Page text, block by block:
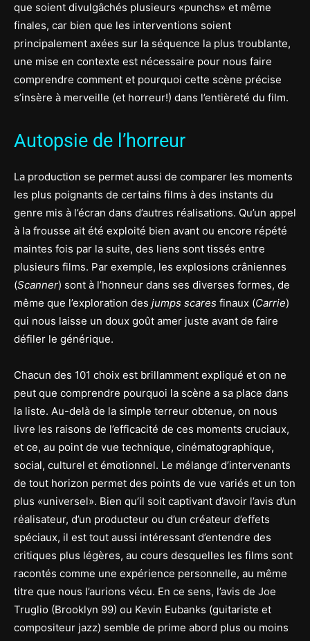
que soient divulgâchés plusieurs «punchs» et même
finales, car bien que les interventions soient
principalement axées sur la séquence la plus troublante,
une mise en contexte est nécessaire pour nous faire
comprendre comment et pourquoi cette scène précise
s’insère à merveille (et horreur!) dans l’entièreté du film.
Autopsie de l’horreur
La production se permet aussi de comparer les moments
les plus poignants de certains films à des instants du
genre mis à l’écran dans d’autres réalisations. Qu’un appel
à la frousse ait été exploité bien avant ou encore répété
maintes fois par la suite, des liens sont tissés entre
plusieurs films. Par exemple, les explosions crâniennes
(Scanner) sont à l’honneur dans ses diverses formes, de
même que l’exploration des jumps scares finaux (Carrie)
qui nous laisse un doux goût amer juste avant de faire
défiler le générique.
Chacun des 101 choix est brillamment expliqué et on ne
peut que comprendre pourquoi la scène a sa place dans
la liste. Au-delà de la simple terreur obtenue, on nous
livre les raisons de l’efficacité de ces moments cruciaux,
et ce, au point de vue technique, cinématographique,
social, culturel et émotionnel. Le mélange d’intervenants
de tout horizon permet des points de vue variés et un ton
plus «universel». Bien qu’il soit captivant d’avoir l’avis d’un
réalisateur, d’un producteur ou d’un créateur d’effets
spéciaux, il est tout aussi intéressant d’entendre des
critiques plus légères, au cours desquelles les films sont
racontés comme une expérience personnelle, au même
titre que nous l’aurions vécu. En ce sens, l’avis de Joe
Truglio (Brooklyn 99) ou Kevin Eubanks (guitariste et
compositeur jazz) semble de prime abord plus ou moins